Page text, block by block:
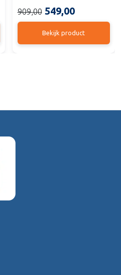
549,00
909,00
Bekijk product